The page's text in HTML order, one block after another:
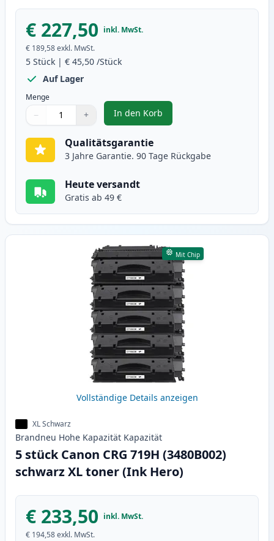
€ 227,50 inkl. MwSt.
€ 189,58exkl. MwSt.
5 Stück | € 45,50 /Stück
Auf Lager
Menge
Verwenden Sie die Tasten, um anzupassen
− +
1
In den Korb
, 5 stück Canon 719 schwarz
Qualitätsgarantie
3 Jahre Garantie. 90 Tage Rückgabe
Heute versandt
Gratis ab 49 €
Mit Chip
Vollständige Details anzeigen
XL Schwarz
Brandneu Hohe Kapazität Kapazität
5 stück Canon CRG 719H (3480B002)
schwarz XL toner (Ink Hero)
€ 233,50 inkl. MwSt.
€ 194,58exkl. MwSt.